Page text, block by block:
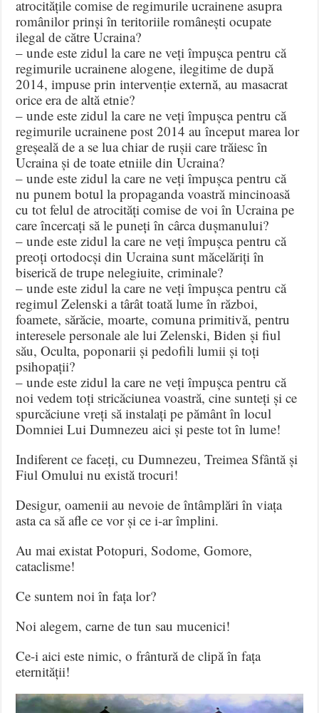
atrocitățile comise de regimurile ucrainene asupra
românilor prinși în teritoriile românești ocupate
ilegal de către Ucraina?
– unde este zidul la care ne veți împușca pentru că
regimurile ucrainene alogene, ilegitime de după
2014, impuse prin intervenție externă, au masacrat
orice era de altă etnie?
– unde este zidul la care ne veți împușca pentru că
regimurile ucrainene post 2014 au început marea lor
greșeală de a se lua chiar de rușii care trăiesc în
Ucraina și de toate etniile din Ucraina?
– unde este zidul la care ne veți împușca pentru că
nu punem botul la propaganda voastră mincinoasă
cu tot felul de atrocități comise de voi în Ucraina pe
care încercați să le puneți în cârca dușmanului?
– unde este zidul la care ne veți împușca pentru că
preoți ortodocși din Ucraina sunt măcelăriți în
biserică de trupe nelegiuite, criminale?
– unde este zidul la care ne veți împușca pentru că
regimul Zelenski a târât toată lume în război,
foamete, sărăcie, moarte, comuna primitivă, pentru
interesele personale ale lui Zelenski, Biden și fiul
său, Oculta, poponarii și pedofili lumii și toți
psihopații?
– unde este zidul la care ne veți împușca pentru că
noi vedem toți stricăciunea voastră, cine sunteți și ce
spurcăciune vreți să instalați pe pământ în locul
Domniei Lui Dumnezeu aici și peste tot în lume!
Indiferent ce faceți, cu Dumnezeu, Treimea Sfântă și
Fiul Omului nu există trocuri!
Desigur, oamenii au nevoie de întâmplări în viața
asta ca să afle ce vor și ce i-ar împlini.
Au mai existat Potopuri, Sodome, Gomore,
cataclisme!
Ce suntem noi în fața lor?
Noi alegem, carne de tun sau mucenici!
Ce-i aici este nimic, o frântură de clipă în fața
eternității!